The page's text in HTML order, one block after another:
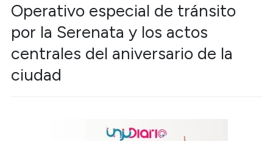
Operativo especial de tránsito
por la Serenata y los actos
centrales del aniversario de la
ciudad